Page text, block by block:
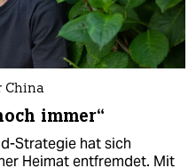
China
immer“
Strategie hat sich
Heimat entfremdet. Mit